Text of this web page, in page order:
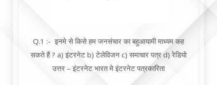
Q.1 :- इनमे से किसे हम जनसंचार का बहुआयामी माध्यम कह
सकते हैं ? a) इंटरनेट b) टेलेविजन c) समाचार पत्र d) रेडियो
उत्तर – इंटरनेट भारत मे इंटरनेट पत्रकारिता